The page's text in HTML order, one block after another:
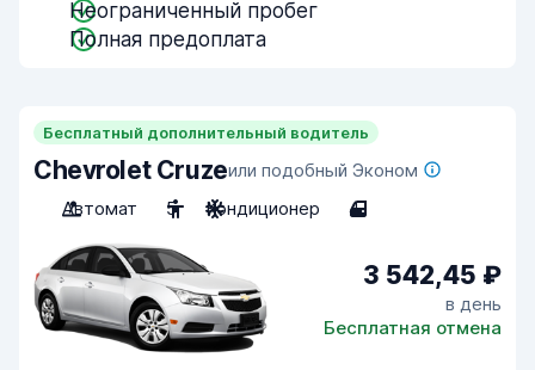
Неограниченный пробег
Полная предоплата
Бесплатный дополнительный водитель
Chevrolet Cruzeили подобный Эконом
Автомат
5 Кондиционер 4
3 542,45 ₽
в день
Бесплатная отмена